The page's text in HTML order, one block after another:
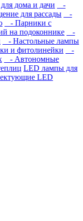
дома и дачи
-
для рассады
-
- Парники с
на подоконнике
-
- Настольные лампы
и фитолинейки
-
- Автономные
LED лампы для
LED